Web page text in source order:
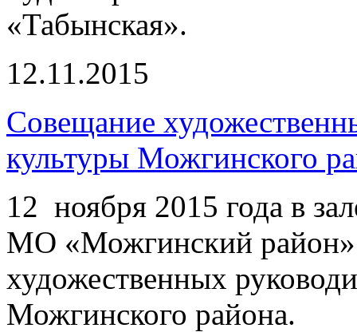
«Табынская».
12.11.2015
Совещание
культуры Можгинского
12 ноября 2015 года в
МО «Можгинский
художественных
Можгинского района.